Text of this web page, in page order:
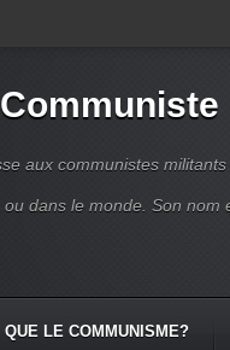
aux communistes
dans le monde. Son nom
QUE LE COMMUNISME?